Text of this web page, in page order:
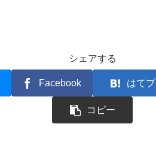
シェアする
Facebook はてブ
コピー